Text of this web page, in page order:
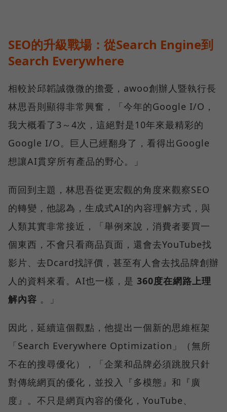
SEO的升級戰場：從Search Engine到
Search Everywhere
相較於邱韜誠微微的擔憂，awoo創辦人暨執行長
林思吾則顯得非常興奮，「今年的Google I/O，
我大概看了3～4次，這絕對是10年來最精彩的
Google I/O。巨人已經翻身了，看得出Google
想讓AI貫穿所有產品的野心。」
而回到主題，林思吾從更宏觀的角度來觀察SEO
的轉變，他認為，生成式AI的內容理解方式，與
人類其實非常接近，「舉例來說，消費者要買一
個東西，不會只看商品頁面，還會去YouTube找
影片、去Dcard找評價，甚至有人會去找品牌創辦
人的資料來看。AI也一樣，是 360度在網路上理
解內容 。」
因此，延續這個觀點，他提出一個新的思維框架
「Search Everywhere Optimization」（無所
不在的搜尋優化），「企業和品牌必須跳脫只針
對傳統網頁的優化，並投入『多模態』和『廣
度』。不只是網頁內容的優化，YouTube、